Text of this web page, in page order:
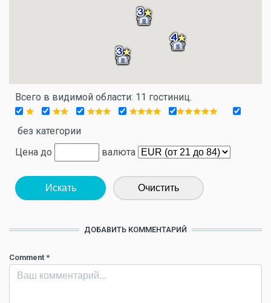
Всего в видимой области: 11 гостиниц.
без категории
Цена до
валюта
Искать Очистить
ДОБАВИТЬ КОММЕНТАРИЙ
Comment *